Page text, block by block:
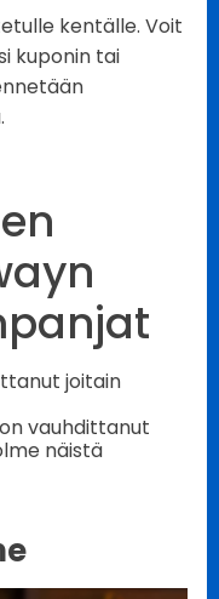
kentälle. Voit
kuponin tai
joitain
vauhdittanut
näistä